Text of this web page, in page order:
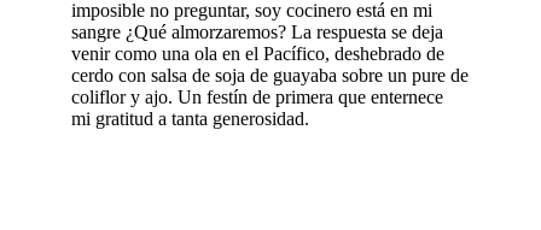
imposible no preguntar, soy cocinero está en mi
sangre ¿Qué almorzaremos? La respuesta se deja
venir como una ola en el Pacífico, deshebrado de
cerdo con salsa de soja de guayaba sobre un pure de
coliflor y ajo. Un festín de primera que enternece
mi gratitud a tanta generosidad.